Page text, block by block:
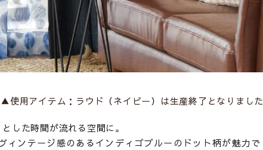
▲使用アイテム：ラウド（ネイビー）は生産終了となりました
した時間が流れる空間に。
ィンテージ感のあるインディゴブルーのドット柄が魅力で